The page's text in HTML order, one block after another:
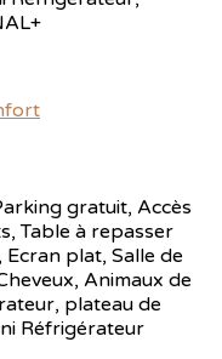
gratuit, Accès
Table à repasser
Ecran plat, Salle de
Animaux de
plateau de
Réfrigérateur